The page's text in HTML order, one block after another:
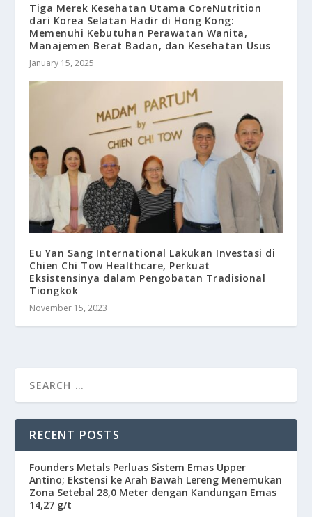
Tiga Merek Kesehatan Utama CoreNutrition
dari Korea Selatan Hadir di Hong Kong:
Memenuhi Kebutuhan Perawatan Wanita,
Manajemen Berat Badan, dan Kesehatan Usus
January 15, 2025
Eu Yan Sang International Lakukan Investasi di
Chien Chi Tow Healthcare, Perkuat
Eksistensinya dalam Pengobatan Tradisional
Tiongkok
November 15, 2023
RECENT POSTS
Founders Metals Perluas Sistem Emas Upper
Antino; Ekstensi ke Arah Bawah Lereng Menemukan
Zona Setebal 28,0 Meter dengan Kandungan Emas
14,27 g/t